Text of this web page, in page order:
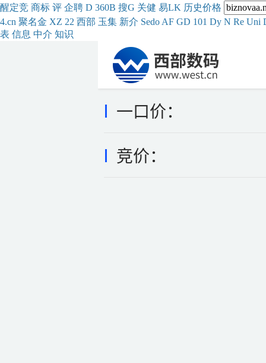
醒定竞 商标 评 企聘 D 360B 搜G 关健 易LK 历史价格
4.cn 聚名金 XZ 22 西部 玉集 新介 Sedo AF GD 101 Dy N Re Uni
表 信息 中介 知识